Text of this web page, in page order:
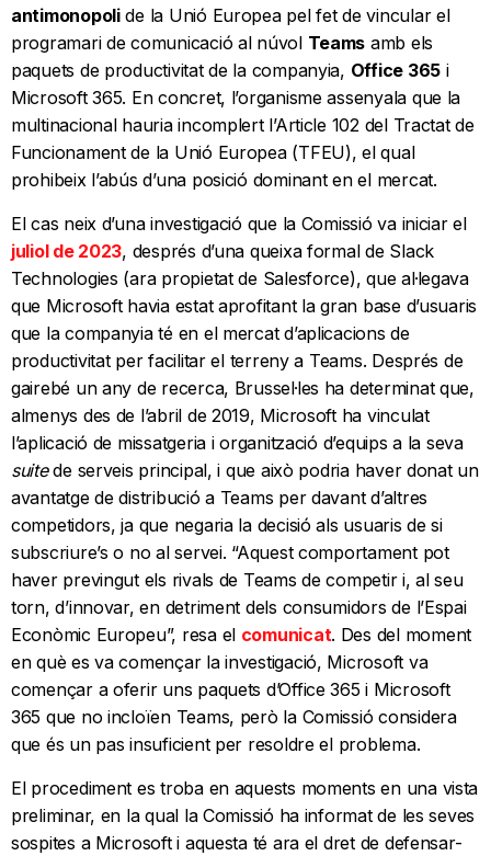
antimonopolide la Unió Europea pel fet de vincular el
programari de comunicació al núvol Teams amb els
paquets de productivitat de la companyia, Office 365i
Microsoft 365. En concret, l’organisme assenyala que la
multinacional hauria incomplert l’Article 102 del Tractat de
Funcionament de la Unió Europea (TFEU), el qual
prohibeix l’abús d’una posició dominant en el mercat.
El cas neix d’una investigació que la Comissió va iniciar el
juliol de 2023, després d’una queixa formal de Slack
Technologies (ara propietat de Salesforce), que al·legava
que Microsoft havia estat aprofitant la gran base d’usuaris
que la companyia té en el mercat d’aplicacions de
productivitat per facilitar el terreny a Teams. Després de
gairebé un any de recerca, Brussel·les ha determinat que,
almenys des de l’abril de 2019, Microsoft ha vinculat
l’aplicació de missatgeria i organització d’equips a la seva
suitede serveis principal, i que això podria haver donat un
avantatge de distribució a Teams per davant d’altres
competidors, ja que negaria la decisió als usuaris de si
subscriure’s o no al servei. “Aquest comportament pot
haver previngut els rivals de Teams de competir i, al seu
torn, d’innovar, en detriment dels consumidors de l’Espai
Econòmic Europeu”, resa el comunicat. Des del moment
en què es va començar la investigació, Microsoft va
començar a oferir uns paquets d’Office 365 i Microsoft
365 que no incloïen Teams, però la Comissió considera
que és un pas insuficient per resoldre el problema.
El procediment es troba en aquests moments en una vista
preliminar, en la qual la Comissió ha informat de les seves
sospites a Microsoft i aquesta té ara el dret de defensar-